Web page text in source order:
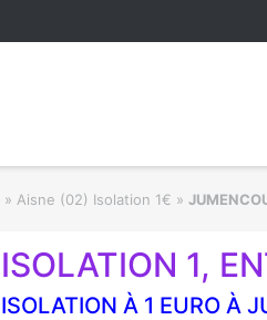
» Aisne (02) Isolation 1€ »
ISOLATION 1,
ISOLATION À 1 EURO À